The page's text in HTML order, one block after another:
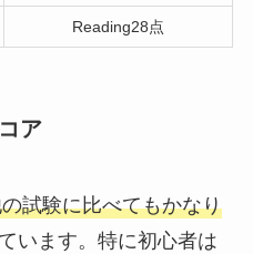
Reading28点
ア
試験に比べてもかなり
います。特に初心者は